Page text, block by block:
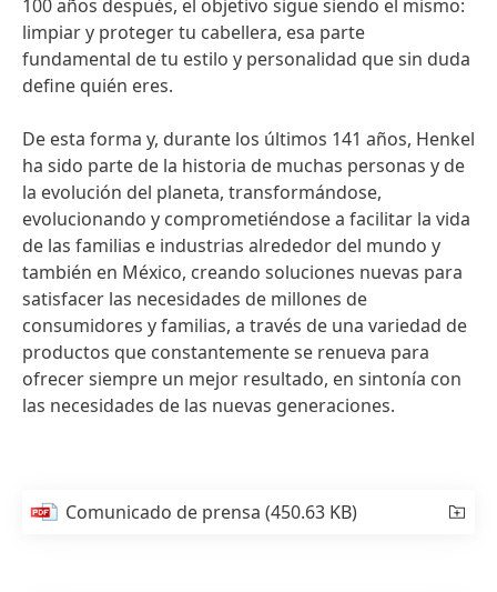
100 años después, el objetivo sigue siendo el mismo:
limpiar y proteger tu cabellera, esa parte
fundamental de tu estilo y personalidad que sin duda
define quién eres.
De esta forma y, durante los últimos 141 años, Henkel
ha sido parte de la historia de muchas personas y de
la evolución del planeta, transformándose,
evolucionando y comprometiéndose a facilitar la vida
de las familias e industrias alrededor del mundo y
también en México, creando soluciones nuevas para
satisfacer las necesidades de millones de
consumidores y familias, a través de una variedad de
productos que constantemente se renueva para
ofrecer siempre un mejor resultado, en sintonía con
las necesidades de las nuevas generaciones.
Comunicado de prensa(450.63 KB)